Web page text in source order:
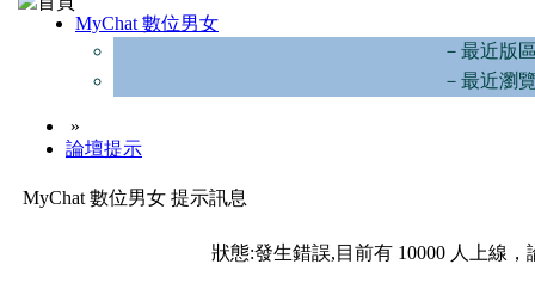
MyChat 數位男女
－最近版
－最近瀏
»
論壇提示
MyChat 數位男女 提示訊息
狀態:發生錯誤,目前有 10000 人上線